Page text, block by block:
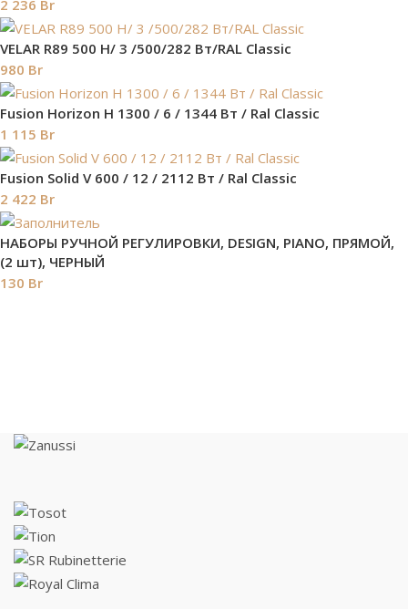
2 236 Br
VELAR R89 500 H/ 3 /500/282 Вт/RAL Classic
980 Br
Fusion Horizon H 1300 / 6 / 1344 Вт / Ral Classic
1 115 Br
Fusion Solid V 600 / 12 / 2112 Вт / Ral Classic
2 422 Br
НАБОРЫ РУЧНОЙ РЕГУЛИРОВКИ, DESIGN, PIANO, ПРЯМОЙ,
(2 шт), ЧЕРНЫЙ
130 Br